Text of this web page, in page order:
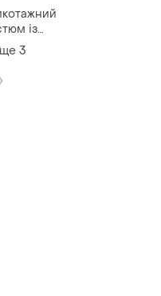
із
топом
ще 3